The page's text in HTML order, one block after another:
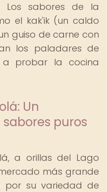
Los sabores de la
el kak'ik (un caldo
guiso de carne con
los paladares de
a probar la cocina
Un
puros
a orillas del Lago
más grande
por su variedad de